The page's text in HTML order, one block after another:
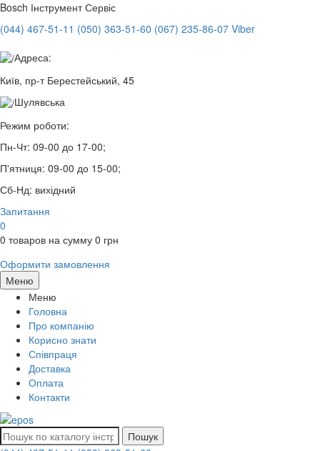
Bosch Інструмент Сервіс
(044) 467-51-11 (050) 363-51-60 (067) 235-86-07 Viber
Адреса:
Київ, пр-т Берестейський, 45
Шулявська
Режим роботи:
Пн-Чт: 09-00 до 17-00;
П'ятниця: 09-00 до 15-00;
Сб-Нд: вихідний
Запитання
0
0 товаров на сумму 0 грн
Оформити замовлення
Меню
Меню
Головна
Про компанію
Корисно знати
Співпраця
Доставка
Оплата
Контакти
Пошук